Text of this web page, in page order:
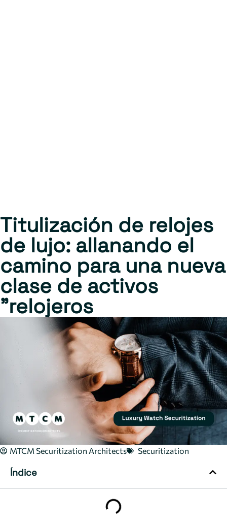
Titulización de relojes
de lujo: allanando el
camino para una nueva
clase de activos
"relojeros
MTCM Securitization Architects Securitization
Índice